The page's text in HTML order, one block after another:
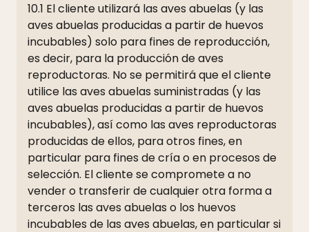
10.1 El cliente utilizará las aves abuelas (y las
aves abuelas producidas a partir de huevos
incubables) solo para fines de reproducción,
es decir, para la producción de aves
reproductoras. No se permitirá que el cliente
utilice las aves abuelas suministradas (y las
aves abuelas producidas a partir de huevos
incubables), así como las aves reproductoras
producidas de ellos, para otros fines, en
particular para fines de cría o en procesos de
selección. El cliente se compromete a no
vender o transferir de cualquier otra forma a
terceros las aves abuelas o los huevos
incubables de las aves abuelas, en particular si